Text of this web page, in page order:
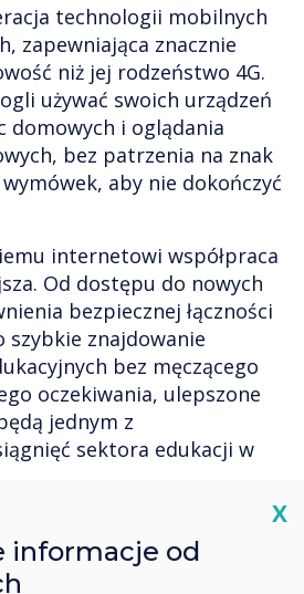
technologii mobilnych
zapewniająca znacznie
niż jej rodzeństwo 4G.
używać swoich urządzeń
domowych i oglądania
bez patrzenia na znak
aby nie dokończyć
internetowi współpraca
Od dostępu do nowych
bezpiecznej łączności
szybkie znajdowanie
bez męczącego
oczekiwania, ulepszone
jednym z
sektora edukacji w
się nowych technologii
X
informacje od